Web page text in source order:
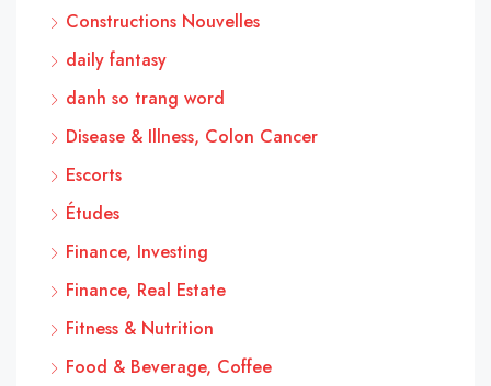
Constructions Nouvelles
daily fantasy
danh so trang word
Disease & Illness, Colon Cancer
Escorts
Études
Finance, Investing
Finance, Real Estate
Fitness & Nutrition
Food & Beverage, Coffee